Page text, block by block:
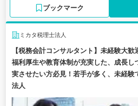
ブックマーク
ミカタ税理士法人
【税務会計コンサルタント】未経験大歓
福利厚生や教育体制が充実した、成長し
実させたい方必見！若手が多く、未経験
法人